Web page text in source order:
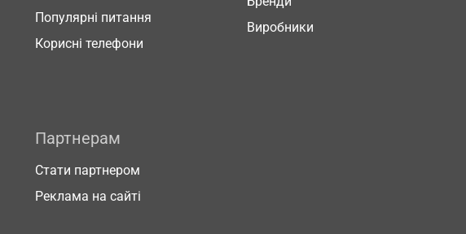
Популярні питання
Корисні телефони
Виробники
Партнерам
Стати партнером
Реклама на сайті